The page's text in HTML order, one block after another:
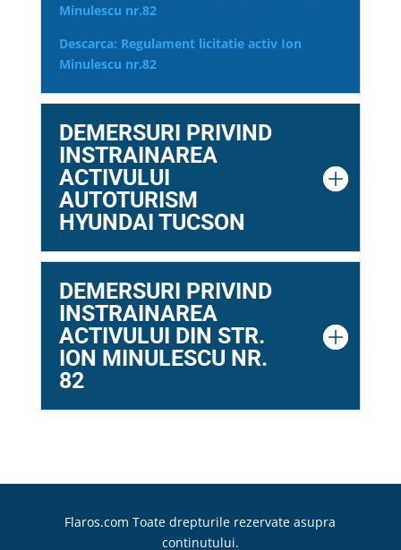
Minulescu nr.82
Descarca: Regulament licitatie activ Ion
Minulescu nr.82
DEMERSURI PRIVIND
INSTRAINAREA
ACTIVULUI
AUTOTURISM
HYUNDAI TUCSON
DEMERSURI PRIVIND
INSTRAINAREA
ACTIVULUI DIN STR.
ION MINULESCU NR.
82
Flaros.com Toate drepturile rezervate asupra
continutului.